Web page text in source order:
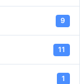
9
11
1